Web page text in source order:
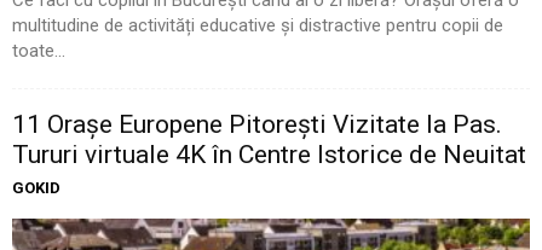
multitudine de activități educative și distractive pentru copii de
toate...
11 Oraşe Europene Pitoreşti Vizitate la Pas.
Tururi virtuale 4K în Centre Istorice de Neuitat
GOKID